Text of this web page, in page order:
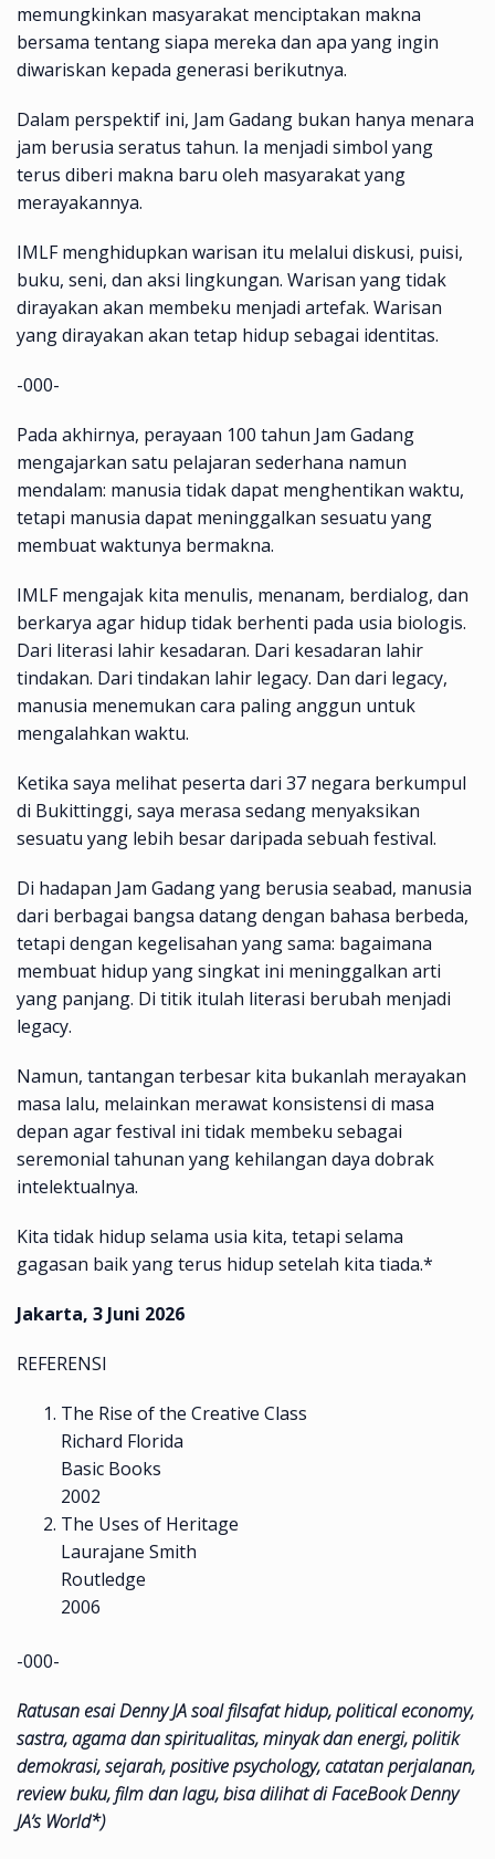
memungkinkan masyarakat menciptakan makna
bersama tentang siapa mereka dan apa yang ingin
diwariskan kepada generasi berikutnya.
Dalam perspektif ini, Jam Gadang bukan hanya menara
jam berusia seratus tahun. Ia menjadi simbol yang
terus diberi makna baru oleh masyarakat yang
merayakannya.
IMLF menghidupkan warisan itu melalui diskusi, puisi,
buku, seni, dan aksi lingkungan. Warisan yang tidak
dirayakan akan membeku menjadi artefak. Warisan
yang dirayakan akan tetap hidup sebagai identitas.
-000-
Pada akhirnya, perayaan 100 tahun Jam Gadang
mengajarkan satu pelajaran sederhana namun
mendalam: manusia tidak dapat menghentikan waktu,
tetapi manusia dapat meninggalkan sesuatu yang
membuat waktunya bermakna.
IMLF mengajak kita menulis, menanam, berdialog, dan
berkarya agar hidup tidak berhenti pada usia biologis.
Dari literasi lahir kesadaran. Dari kesadaran lahir
tindakan. Dari tindakan lahir legacy. Dan dari legacy,
manusia menemukan cara paling anggun untuk
mengalahkan waktu.
Ketika saya melihat peserta dari 37 negara berkumpul
di Bukittinggi, saya merasa sedang menyaksikan
sesuatu yang lebih besar daripada sebuah festival.
Di hadapan Jam Gadang yang berusia seabad, manusia
dari berbagai bangsa datang dengan bahasa berbeda,
tetapi dengan kegelisahan yang sama: bagaimana
membuat hidup yang singkat ini meninggalkan arti
yang panjang. Di titik itulah literasi berubah menjadi
legacy.
Namun, tantangan terbesar kita bukanlah merayakan
masa lalu, melainkan merawat konsistensi di masa
depan agar festival ini tidak membeku sebagai
seremonial tahunan yang kehilangan daya dobrak
intelektualnya.
Kita tidak hidup selama usia kita, tetapi selama
gagasan baik yang terus hidup setelah kita tiada.*
Jakarta, 3 Juni 2026
REFERENSI
The Rise of the Creative Class
Richard Florida
Basic Books
2002
The Uses of Heritage
Laurajane Smith
Routledge
2006
-000-
Ratusan esai Denny JA soal filsafat hidup, political economy,
sastra, agama dan spiritualitas, minyak dan energi, politik
demokrasi, sejarah, positive psychology, catatan perjalanan,
review buku, film dan lagu, bisa dilihat di FaceBook Denny
JA’s World*)